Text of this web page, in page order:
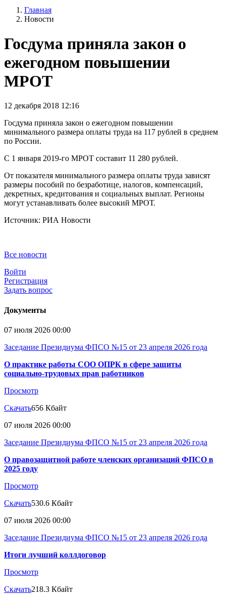
Главная
Новости
Госдума приняла закон о
ежегодном повышении
МРОТ
12 декабря 2018 12:16
Госдума приняла закон о ежегодном повышении
минимального размера оплаты труда на 117 рублей в среднем
по России.
С 1 января 2019-го МРОТ составит 11 280 рублей.
От показателя минимального размера оплаты труда зависят
размеры пособий по безработице, налогов, компенсаций,
декретных, кредитования и социальных выплат. Регионы
могут устанавливать более высокий МРОТ.
Источник: РИА Новости
Все новости
Войти
Регистрация
Задать вопрос
Документы
07 июля 2026 00:00
Заседание Президиума ФПСО №15 от 23 апреля 2026 года
О практике работы СОО ОПРК в сфере защиты
социально-трудовых прав работников
Просмотр
Скачать656 Кбайт
07 июля 2026 00:00
Заседание Президиума ФПСО №15 от 23 апреля 2026 года
О правозащитной работе членских организаций ФПСО в
2025 году
Просмотр
Скачать530.6 Кбайт
07 июля 2026 00:00
Заседание Президиума ФПСО №15 от 23 апреля 2026 года
Итоги лучший коллдоговор
Просмотр
Скачать218.3 Кбайт